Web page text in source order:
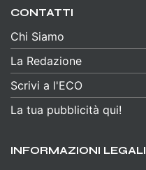
CONTATTI
Chi Siamo
La Redazione
Scrivi a l'ECO
La tua pubblicità qui!
INFORMAZIONI LEGALI